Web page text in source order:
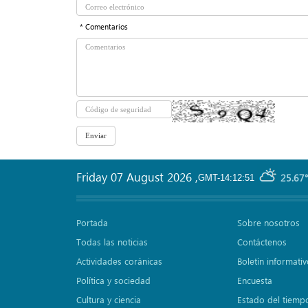
* Comentarios
GMT-14:12:51 25.67°
Friday 07 August 2026 ,
Portada
Todas las noticias
Actividades coránicas
Política y sociedad
Cultura y ciencia
Sobre nosotros
Contáctenos
Boletín
Encuesta
Estado del